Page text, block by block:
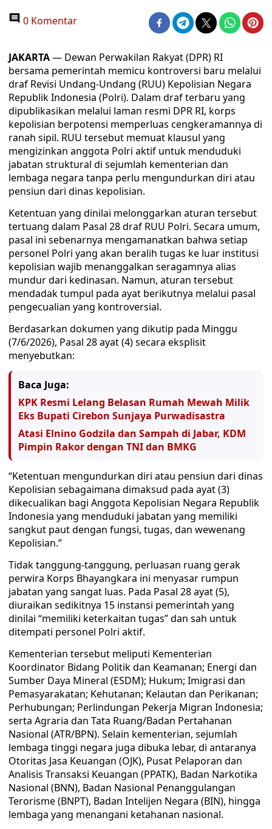
0 Komentar
JAKARTA— Dewan Perwakilan Rakyat (DPR) RI
bersama pemerintah memicu kontroversi baru melalui
draf Revisi Undang-Undang (RUU) Kepolisian Negara
Republik Indonesia (Polri). Dalam draf terbaru yang
dipublikasikan melalui laman resmi DPR RI, korps
kepolisian berpotensi memperluas cengkeramannya di
ranah sipil. RUU tersebut memuat klausul yang
mengizinkan anggota Polri aktif untuk menduduki
jabatan struktural di sejumlah kementerian dan
lembaga negara tanpa perlu mengundurkan diri atau
pensiun dari dinas kepolisian.
Ketentuan yang dinilai melonggarkan aturan tersebut
tertuang dalam Pasal 28 draf RUU Polri. Secara umum,
pasal ini sebenarnya mengamanatkan bahwa setiap
personel Polri yang akan beralih tugas ke luar institusi
kepolisian wajib menanggalkan seragamnya alias
mundur dari kedinasan. Namun, aturan tersebut
mendadak tumpul pada ayat berikutnya melalui pasal
pengecualian yang kontroversial.
Berdasarkan dokumen yang dikutip pada Minggu
(7/6/2026), Pasal 28 ayat (4) secara eksplisit
menyebutkan:
Baca Juga:
KPK Resmi Lelang Belasan Rumah Mewah Milik
Eks Bupati Cirebon Sunjaya Purwadisastra
Atasi Elnino Godzila dan Sampah di Jabar, KDM
Pimpin Rakor dengan TNI dan BMKG
“Ketentuan mengundurkan diri atau pensiun dari dinas
Kepolisian sebagaimana dimaksud pada ayat (3)
dikecualikan bagi Anggota Kepolisian Negara Republik
Indonesia yang menduduki jabatan yang memiliki
sangkut paut dengan fungsi, tugas, dan wewenang
Kepolisian.”
Tidak tanggung-tanggung, perluasan ruang gerak
perwira Korps Bhayangkara ini menyasar rumpun
jabatan yang sangat luas. Pada Pasal 28 ayat (5),
diuraikan sedikitnya 15 instansi pemerintah yang
dinilai “memiliki keterkaitan tugas” dan sah untuk
ditempati personel Polri aktif.
Kementerian tersebut meliputi Kementerian
Koordinator Bidang Politik dan Keamanan; Energi dan
Sumber Daya Mineral (ESDM); Hukum; Imigrasi dan
Pemasyarakatan; Kehutanan; Kelautan dan Perikanan;
Perhubungan; Perlindungan Pekerja Migran Indonesia;
serta Agraria dan Tata Ruang/Badan Pertahanan
Nasional (ATR/BPN). Selain kementerian, sejumlah
lembaga tinggi negara juga dibuka lebar, di antaranya
Otoritas Jasa Keuangan (OJK), Pusat Pelaporan dan
Analisis Transaksi Keuangan (PPATK), Badan Narkotika
Nasional (BNN), Badan Nasional Penanggulangan
Terorisme (BNPT), Badan Intelijen Negara (BIN), hingga
lembaga yang menangani ketahanan nasional.